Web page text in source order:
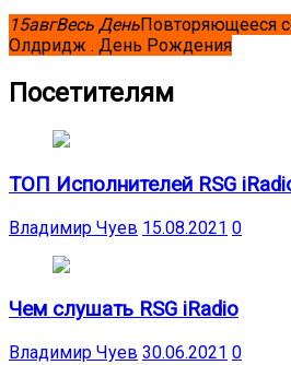
15авгВесь ДеньПовторяющееся
Олдридж . День Рождения
Посетителям
ТОП Исполнителей RSG
Владимир Чуев 15.08.2021 0
Чем слушать RSG iRadio
Владимир Чуев 30.06.2021 0